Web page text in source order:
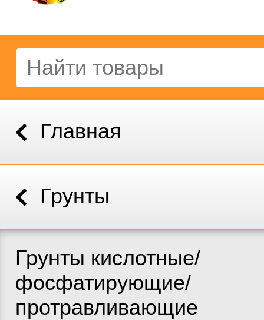
Главная
Грунты
Грунты кислотные/
фосфатирующие/
протравливающие